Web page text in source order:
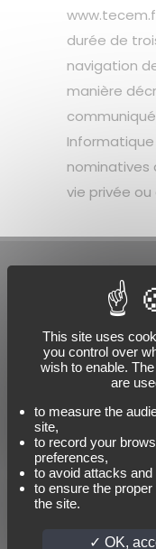
durée de
navigation
manière
nominatives
vie privée
This site uses
you control over
wish to enable.
are
to measure the
site,
to record your
preferences,
to avoid attacks
to ensure the
the site.
OK,